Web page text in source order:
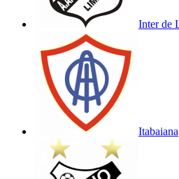
Inter de
Itabaiana